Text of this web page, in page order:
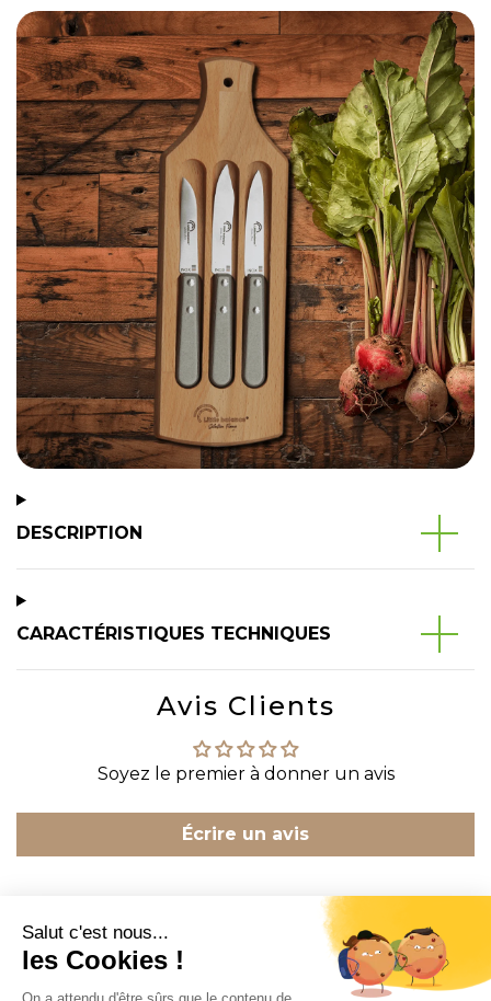
DESCRIPTION
CARACTÉRISTIQUES TECHNIQUES
Avis Clients
Soyez le premier à donner un avis
Écrire un avis
CONTACT